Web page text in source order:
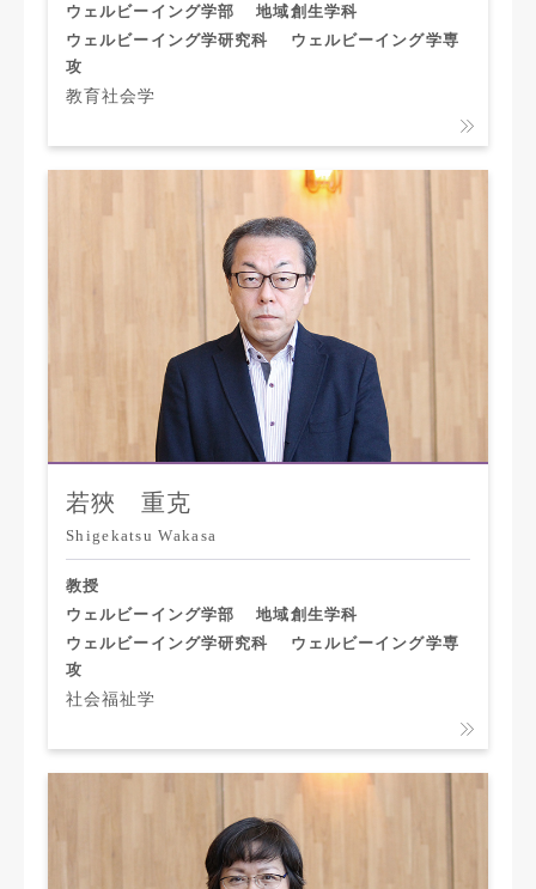
ウェルビーイング学部
地域創生学科
ウェルビーイング学研究科
ウェルビーイング学専
攻
教育社会学
若狹 重克
Shigekatsu Wakasa
教授
ウェルビーイング学部
地域創生学科
ウェルビーイング学研究科
ウェルビーイング学専
攻
社会福祉学